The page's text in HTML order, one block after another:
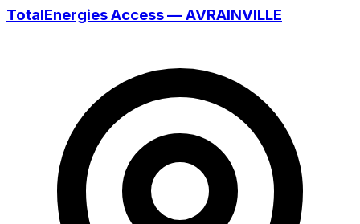
TotalEnergies Access — AVRAINVILLE